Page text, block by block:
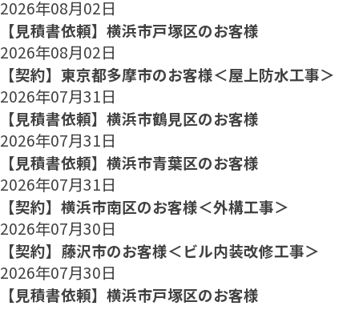
2026年08月02日
【見積書依頼】横浜市戸塚区のお客様
2026年08月02日
【契約】東京都多摩市のお客様＜屋上防水工事＞
2026年07月31日
【見積書依頼】横浜市鶴見区のお客様
2026年07月31日
【見積書依頼】横浜市青葉区のお客様
2026年07月31日
【契約】横浜市南区のお客様＜外構工事＞
2026年07月30日
【契約】藤沢市のお客様＜ビル内装改修工事＞
2026年07月30日
【見積書依頼】横浜市戸塚区のお客様